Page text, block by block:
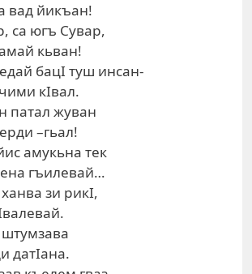
вад йикъан!
са югъ Сувар,
кьван!
бацI туш инсан-
кIвал.
патал жуван
–гьал!
амукьна тек
гъилевай…
зи рикI,
датIана.